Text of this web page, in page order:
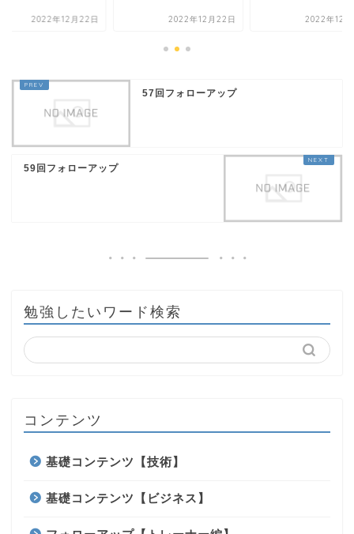
2022年12月22日 2022年12月22日 2022年12
57回フォローアップ
59回フォローアップ
勉強したいワード検索
コンテンツ
基礎コンテンツ【技術】
基礎コンテンツ【ビジネス】